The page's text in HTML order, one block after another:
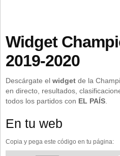
Widget
2019-2020
Descárgate el widget de la
en directo, resultados,
todos los partidos con EL PAÍS
En tu web
Copia y pega este código en tu página: